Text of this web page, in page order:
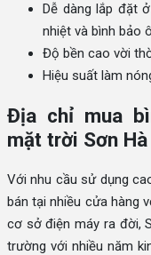
Dễ dàng lắp đặt
nhiệt và bình bảo
Độ bền cao vời
Hiệu suất làm
Địa chỉ mua
mặt trời Sơn Hà
Với nhu cầu sử dụng
bán tại nhiều cửa hàng
cơ sở điện máy ra đời,
trường với nhiều năm